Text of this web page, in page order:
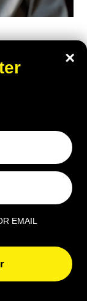
mas
de
gerir
perante
×
EMAIL